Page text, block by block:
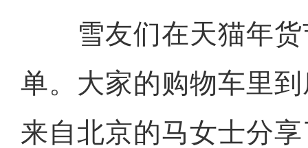
雪友们在天猫年货
单。大家的购物车里
来自北京的马女士分